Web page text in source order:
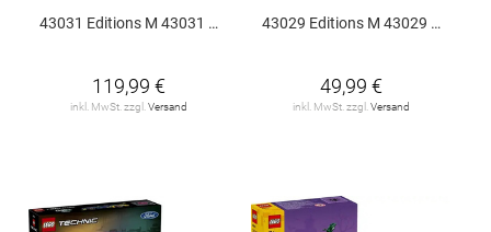
43031 Editions M 43031 V29
119,99 €
inkl. MwSt. zzgl. Versand
43029 Editions M 43029 V29
49,99 €
inkl. MwSt. zzgl. Versand